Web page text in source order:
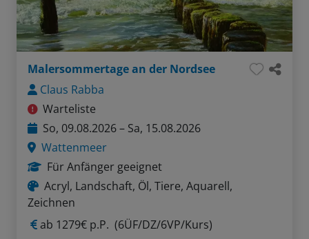
Malersommertage an der Nordsee
Claus Rabba
Warteliste
So, 09.08.2026 – Sa, 15.08.2026
Wattenmeer
Für Anfänger geeignet
Acryl, Landschaft, Öl, Tiere, Aquarell,
Zeichnen
ab 1279€ p.P. (6ÜF/DZ/6VP/Kurs)